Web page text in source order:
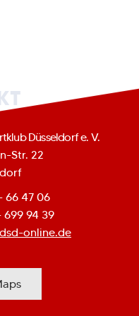
Düsseldorf e. V.
Str. 22
66 47 06
699 94 39
online.de